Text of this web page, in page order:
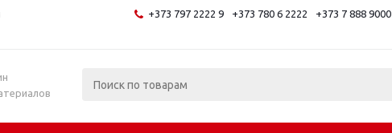
+373 797 2222 9 +373 780 6 2222 +373 7 888 9000